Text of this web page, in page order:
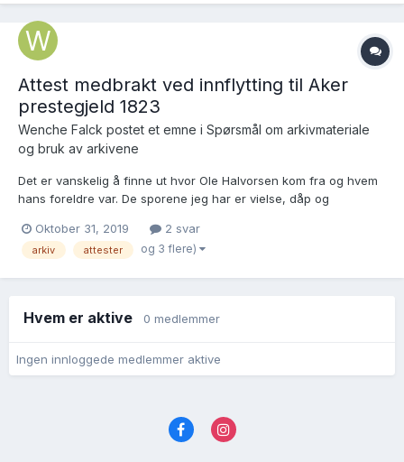
Attest medbrakt ved innflytting til Aker
prestegjeld 1823
Wenche Falck postet et emne i Spørsmål om arkivmateriale
og bruk av arkivene
Det er vanskelig å finne ut hvor Ole Halvorsen kom fra og hvem
hans foreldre var. De sporene jeg har er vielse, dåp og
han døde og boplass. Har fått opplyst i en tråd om hjelp til å tyde
hva som sto vedr. innflytting at attesten de...
Oktober 31, 2019 2 svar
arkiv attester og 3 flere)
Hvem er aktive 0 medlemmer
Ingen innloggede medlemmer aktive